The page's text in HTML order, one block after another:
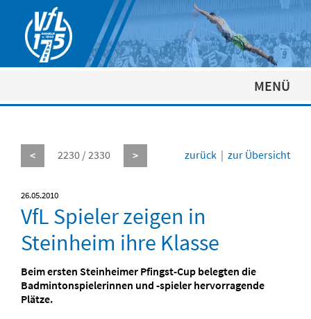
MENÜ
< 2230 / 2330 > zurück | zur Übersicht
26.05.2010
VfL Spieler zeigen in
Steinheim ihre Klasse
Beim ersten Steinheimer Pfingst-Cup belegten die
Badmintonspielerinnen und -spieler hervorragende
Plätze.